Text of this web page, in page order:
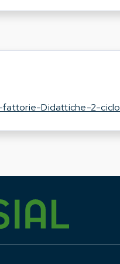
Didattiche-2-